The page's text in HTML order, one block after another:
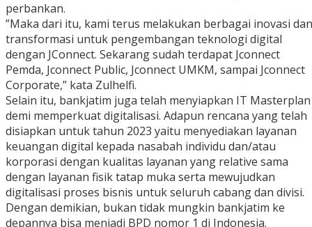
perbankan.
”Maka dari itu, kami terus melakukan berbagai inovasi dan
transformasi untuk pengembangan teknologi digital
dengan JConnect. Sekarang sudah terdapat Jconnect
Pemda, Jconnect Public, Jconnect UMKM, sampai Jconnect
Corporate,” kata Zulhelfi.
Selain itu, bankjatim juga telah menyiapkan IT Masterplan
demi memperkuat digitalisasi. Adapun rencana yang telah
disiapkan untuk tahun 2023 yaitu menyediakan layanan
keuangan digital kepada nasabah individu dan/atau
korporasi dengan kualitas layanan yang relative sama
dengan layanan fisik tatap muka serta mewujudkan
digitalisasi proses bisnis untuk seluruh cabang dan divisi.
Dengan demikian, bukan tidak mungkin bankjatim ke
depannya bisa menjadi BPD nomor 1 di Indonesia.